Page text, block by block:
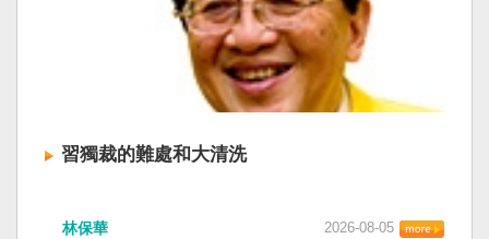
習獨裁的難處和大清洗
林保華 2026-08-05